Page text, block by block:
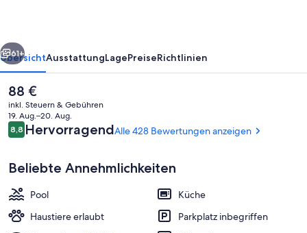
Sitzecke in der Lobby
Weiter
61+
ÜbersichtAusstattungLagePreiseRichtlinien
Der
aktuelle
Preis
beträgt
88 €.
88 €
inkl. Steuern & Gebühren
19. Aug.–20. Aug.
Bewertungen
8,88,8 von 10.
HervorragendAlle 428 Bewertungen anzeigen
Beliebte Annehmlichkeiten
Pool
Küche
Haustiere erlaubt
Parkplatz inbegriffen